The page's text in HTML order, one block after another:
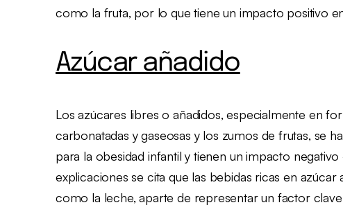
como la fruta, por lo que tiene un impacto positivo
Azúcar añadido
Los azúcares libres o añadidos, especialmente en
carbonatadas y gaseosas y los zumos de frutas, se
para la obesidad infantil y tienen un impacto
explicaciones se cita que las bebidas ricas en
como la leche, aparte de representar un factor